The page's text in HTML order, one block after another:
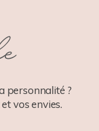
personnalité ?
vos envies.